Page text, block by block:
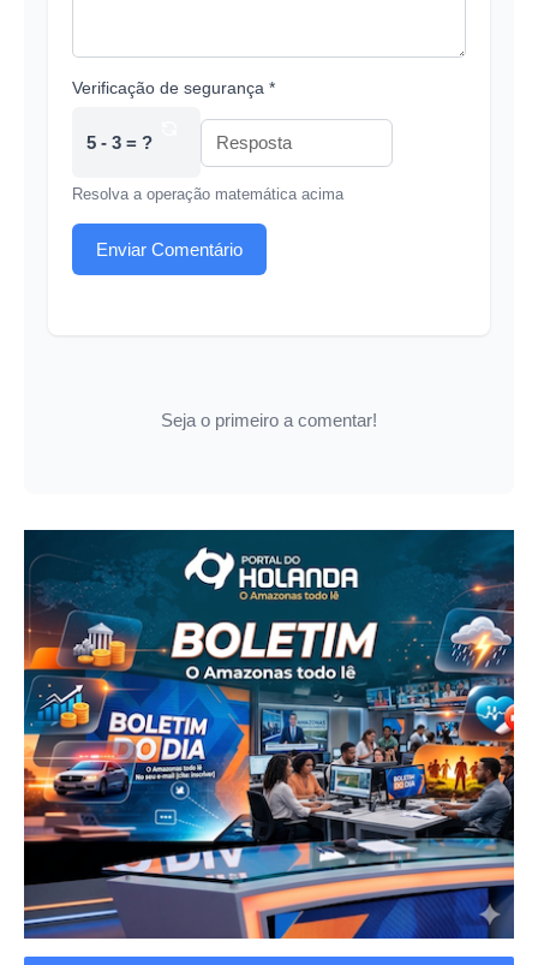
Verificação de segurança *
5 - 3 = ?
Resolva a operação matemática acima
Enviar Comentário
Seja o primeiro a comentar!